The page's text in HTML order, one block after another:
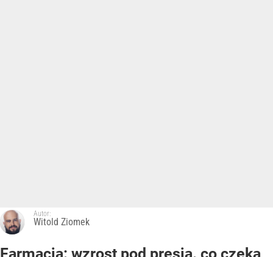
Autor:
Witold Ziomek